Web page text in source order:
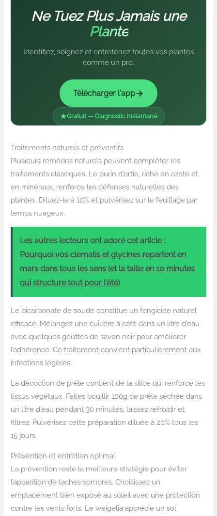
Ne Tuez Plus Jamais une
Plante
Identifiez, soignez et entretenez toutes vos plantes
comme un pro.
Télécharger l'app
Gratuit — Diagnostic instantané
Traitements naturels et préventifs
Plusieurs remèdes naturels peuvent compléter les
traitements classiques. Le purin d’ortie, riche en azote et
en minéraux, renforce les défenses naturelles des
plantes. Diluez-le à 10% et pulvérisez sur le feuillage par
temps nuageux.
Les autres lecteurs ont adoré cet article :
Pourquoi vos clematis et glycines repartent en
mars dans tous les sens (et la taille en 10 minutes
qui structure tout pour l'été)
Le bicarbonate de soude constitue un fongicide naturel
efficace. Mélangez une cuillère à café dans un litre d’eau
avec quelques gouttes de savon noir pour améliorer
l’adhérence. Ce traitement convient particulièrement aux
infections légères.
La décoction de prêle contient de la silice qui renforce les
tissus végétaux. Faites bouillir 100g de prêle séchée dans
un litre d’eau pendant 30 minutes, laissez refroidir et
filtrez. Pulvérisez cette préparation diluée à 20% tous les
15 jours.
Prévention et entretien optimal
La prévention reste la meilleure stratégie pour éviter
l’apparition de taches sombres. Choisissez un
emplacement bien exposé au soleil avec une protection
contre les vents forts. Le weigelia apprécie un sol